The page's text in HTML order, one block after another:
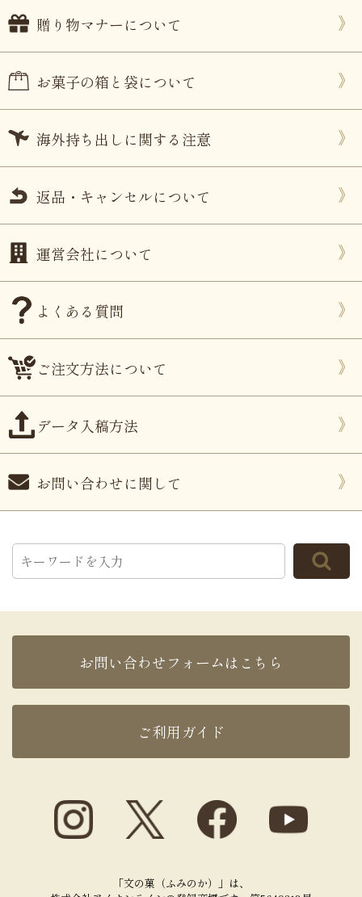
贈り物マナーについて
お菓子の箱と袋について
海外持ち出しに関する注意
返品・キャンセルについて
運営会社について
よくある質問
ご注文方法について
データ入稿方法
お問い合わせに関して
お問い合わせフォームはこちら
ご利用ガイド
「文の菓（ふみのか）」は、